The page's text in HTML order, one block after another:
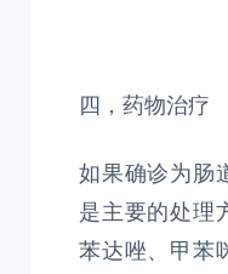
四，药物治疗
如果确诊为肠
是主要的处理
苯达唑、甲苯